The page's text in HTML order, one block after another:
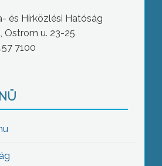
és Hírközlési Hatóság
Ostrom u. 23-25
7100